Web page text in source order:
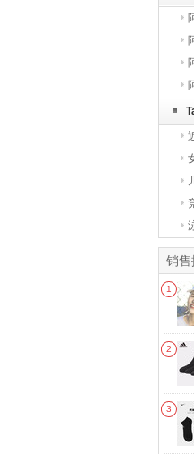
销售
1
2
3